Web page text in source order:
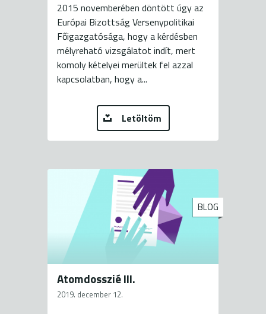
2015 novemberében döntött úgy az
Európai Bizottság Versenypolitikai
Főigazgatósága, hogy a kérdésben
mélyreható vizsgálatot indít, mert
komoly kételyei merültek fel azzal
kapcsolatban, hogy a...
Letöltöm
BLOG
Atomdosszié III.
2019. december 12.